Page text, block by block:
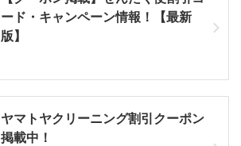
ード・キャンペーン情報！【最新
版】
ヤマトヤクリーニング割引クーポン
掲載中！